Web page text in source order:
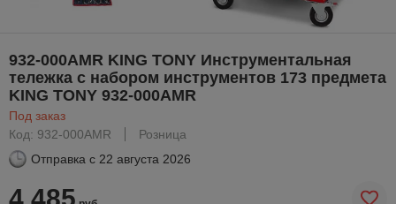
932-000AMR KING TONY Инструментальная
тележка с набором инструментов 173 предмета
KING TONY 932-000AMR
Под заказ
Код: 932-000AMR
Розница
Отправка с 22 августа 2026
4 485